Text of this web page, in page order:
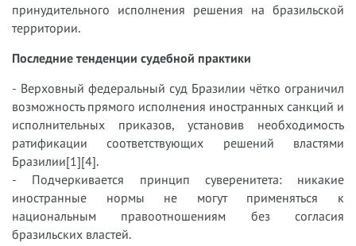
принудительного исполнения решения на бразильской
территории.
Последние тенденции судебной практики
- Верховный федеральный суд Бразилии чётко ограничил
возможность прямого исполнения иностранных санкций и
исполнительных приказов, установив необходимость
ратификации соответствующих решений властями
Бразилии[1][4].
- Подчеркивается принцип суверенитета: никакие
иностранные нормы не могут применяться к
национальным правоотношениям без согласия
бразильских властей.